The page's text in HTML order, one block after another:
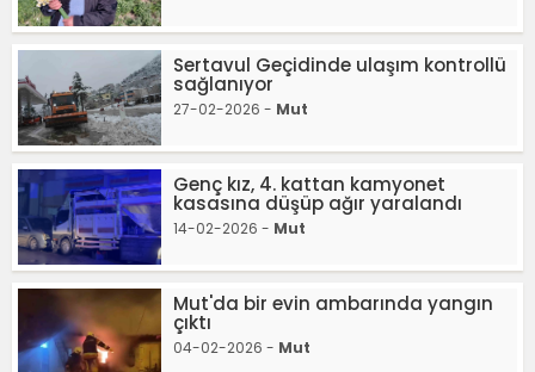
Sertavul Geçidinde ulaşım kontrollü
sağlanıyor
27-02-2026 - Mut
Genç kız, 4. kattan kamyonet
kasasına düşüp ağır yaralandı
14-02-2026 - Mut
Mut'da bir evin ambarında yangın
çıktı
04-02-2026 - Mut